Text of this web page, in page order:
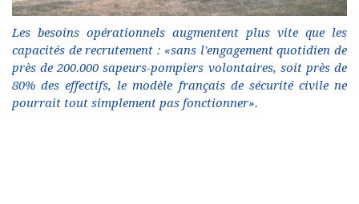
Les besoins opérationnels augmentent plus vite que les
capacités de recrutement : «sans l'engagement quotidien de
près de 200.000 sapeurs-pompiers volontaires, soit près de
80% des effectifs, le modèle français de sécurité civile ne
pourrait tout simplement pas fonctionner».